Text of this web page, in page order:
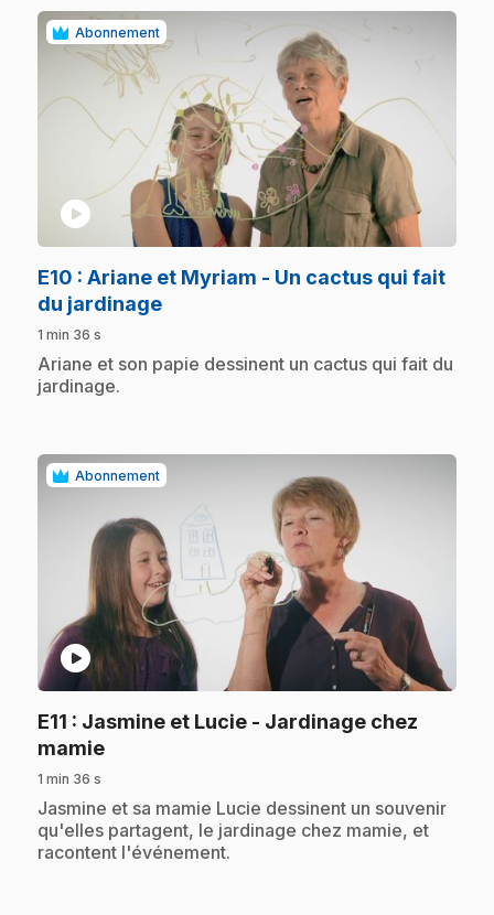
Abonnement
play_circle
E10 : Ariane et Myriam - Un cactus qui fait
du jardinage.
1 min 36 s
.Ariane et son papie dessinent un cactus qui fait du
jardinage.
Abonnement
play_circle
E11 : Jasmine et Lucie - Jardinage chez
mamie.
1 min 36 s
.Jasmine et sa mamie Lucie dessinent un souvenir
qu'elles partagent, le jardinage chez mamie, et
racontent l'événement.